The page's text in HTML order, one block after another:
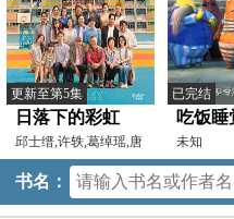
更新至第5集
日落下的彩虹
邱士缙,许轶,葛绰瑶,唐
诗咏,潘灿良,许博文,
已完结
吃饭睡
第三季
未知
书名：